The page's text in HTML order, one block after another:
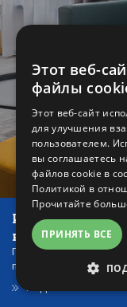
Идеальный
ваучеры!
Подарочные
проявление внимания и
ПОДАРОЧНЫЕ
Этот веб-
файлы
Этот веб-сайт
для улучшения
пользователем.
вы соглашаетесь
файлов cookie в
Политикой в
Прочитайте
ПРИНЯТЬ ВСЕ